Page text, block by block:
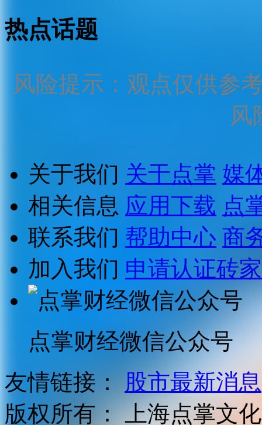
热点话题
风险提示：观点仅供参
风
关于我们 关于点掌 媒
相关信息 应用下载 点
联系我们 帮助中心 商
加入我们 申请认证砖家
点掌财经微信公众号
友情链接： 股市最新消息
版权所有： 上海点掌文